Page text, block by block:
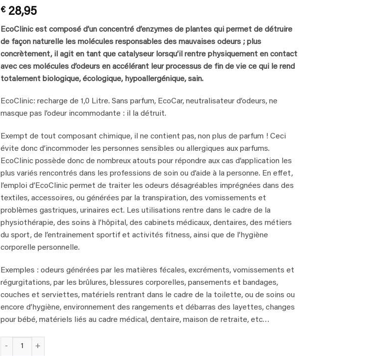
out of 5
based on
customer
ratings
€28,95
EcoClinic est composé d’un concentré d’enzymes de plantes qui permet de détruire
de façon naturelle les molécules responsables des mauvaises odeurs ; plus
concrètement, il agit en tant que catalyseur lorsqu’il rentre physiquement en contact
avec ces molécules d’odeurs en accélérant leur processus de fin de vie ce qui le rend
totalement biologique, écologique, hypoallergénique, sain.
EcoClinic: recharge de 1,0 Litre. Sans parfum, EcoCar, neutralisateur d’odeurs, ne
masque pas l’odeur incommodante : il la détruit.
Exempt de tout composant chimique, il ne contient pas, non plus de parfum ! Ceci
évite donc d’incommoder les personnes sensibles ou allergiques aux parfums.
EcoClinic possède donc de nombreux atouts pour répondre aux cas d’application les
plus variés rencontrés dans les professions de soin ou d’aide à la personne. En effet,
l’emploi d’EcoClinic permet de traiter les odeurs désagréables imprégnées dans des
textiles, accessoires, ou générées par la transpiration, des vomissements et
problèmes gastriques, urinaires ect. Les utilisations rentre dans le cadre de la
physiothérapie, des soins à l’hôpital, des cabinets médicaux, dentaires, des métiers
du sport, de l’entrainement sportif et activités fitness, ainsi que de l’hygiène
corporelle personnelle.
Exemples : odeurs générées par les matières fécales, excréments, vomissements et
régurgitations, par les brûlures, blessures corporelles, pansements et bandages,
couches et serviettes, matériels rentrant dans le cadre de la toilette, ou de soins ou
encore d’hygiène, environnement des rangements et débarras des layettes, changes
pour bébé, matériels liés au cadre médical, dentaire, maison de retraite, etc…
EcoClinic désodorisant - recharge de 1,0 Litre quantity